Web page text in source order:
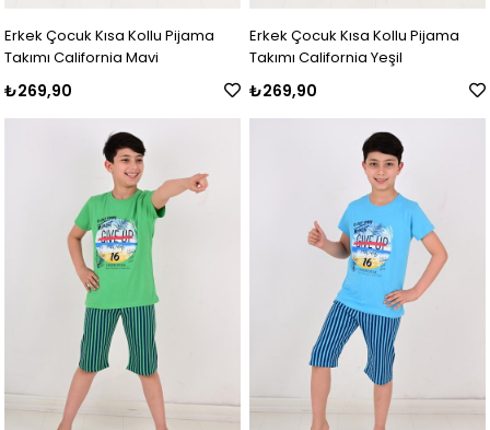
Erkek Çocuk Kısa Kollu Pijama
Takımı California Mavi
₺269,90
Erkek Çocuk Kısa Kollu Pijama
Takımı California Yeşil
₺269,90